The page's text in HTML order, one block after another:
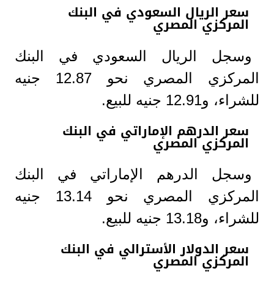
سعر الريال السعودي في البنك
المركزي المصري
وسجل الريال السعودي في البنك
المركزي المصري نحو 12.87 جنيه
للشراء، و12.91 جنيه للبيع.
سعر الدرهم الإماراتي في البنك
المركزي المصري
وسجل الدرهم الإماراتي في البنك
المركزي المصري نحو 13.14 جنيه
للشراء، و13.18 جنيه للبيع.
سعر الدولار الأسترالي في البنك
المركزي المصري